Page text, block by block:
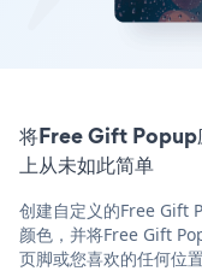
将Free Gift Popup
上从未如此简单
创建自定义的Free Gift
颜色，并将Free Gift
页脚或您喜欢的任何位置